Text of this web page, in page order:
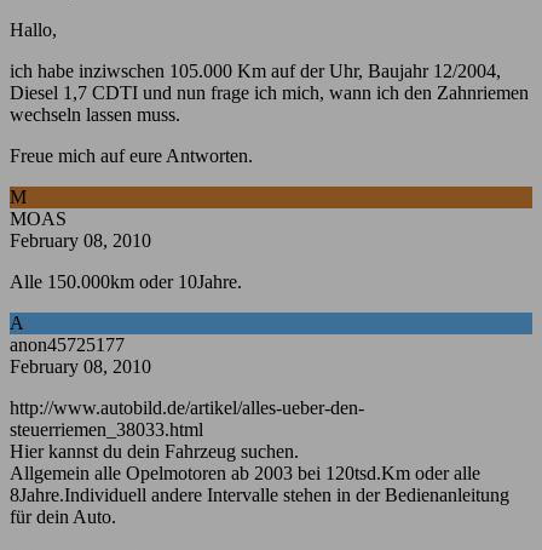
Hallo,
ich habe inziwschen 105.000 Km auf der Uhr, Baujahr 12/2004,
Diesel 1,7 CDTI und nun frage ich mich, wann ich den Zahnriemen
wechseln lassen muss.
Freue mich auf eure Antworten.
M
MOAS
February 08, 2010
Alle 150.000km oder 10Jahre.
A
anon45725177
February 08, 2010
http://www.autobild.de/artikel/alles-ueber-den-
steuerriemen_38033.html
Hier kannst du dein Fahrzeug suchen.
Allgemein alle Opelmotoren ab 2003 bei 120tsd.Km oder alle
8Jahre.Individuell andere Intervalle stehen in der Bedienanleitung
für dein Auto.